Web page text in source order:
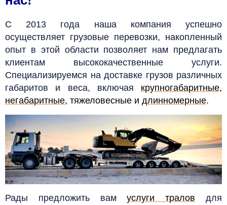
С 2013 года наша компания успешно
осуществляет грузовые перевозки, накопленный
опыт в этой области позволяет нам предлагать
клиентам высококачественные услуги.
Специализируемся на доставке грузов различных
габаритов и веса, включая крупногабаритные,
негабаритные, тяжеловесные и длинномерные.
Рады предложить вамуслуги тралов для